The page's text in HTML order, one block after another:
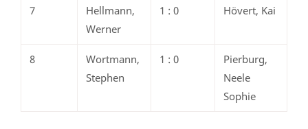
7
Hellmann,
Werner
1 : 0 Hövert, Kai
8
Wortmann,
Stephen
1 : 0
Pierburg,
Neele
Sophie